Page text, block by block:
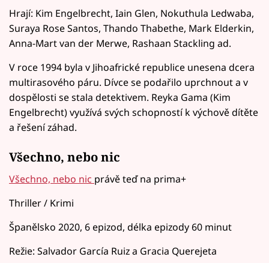
Hrají: Kim Engelbrecht, Iain Glen, Nokuthula Ledwaba,
Suraya Rose Santos, Thando Thabethe, Mark Elderkin,
Anna-Mart van der Merwe, Rashaan Stackling ad.
V roce 1994 byla v Jihoafrické republice unesena dcera
multirasového páru. Dívce se podařilo uprchnout a v
dospělosti se stala detektivem. Reyka Gama (Kim
Engelbrecht) využívá svých schopností k výchově dítěte
a řešení záhad.
Všechno, nebo nic
Všechno, nebo nic právě teď na prima+
Thriller / Krimi
Španělsko 2020, 6 epizod, délka epizody 60 minut
Režie: Salvador García Ruiz a Gracia Querejeta